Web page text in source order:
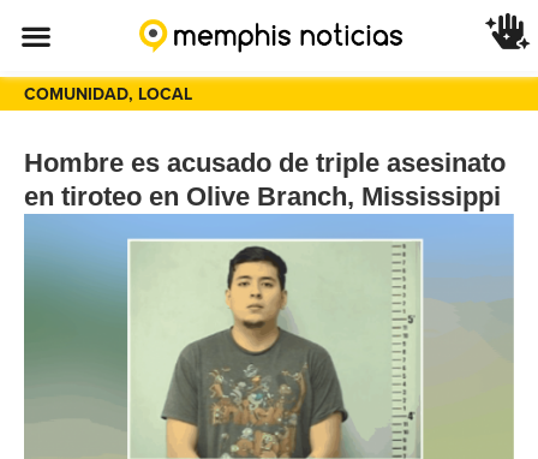
COMUNIDAD, LOCAL
Hombre es acusado de triple asesinato
en tiroteo en Olive Branch, Mississippi